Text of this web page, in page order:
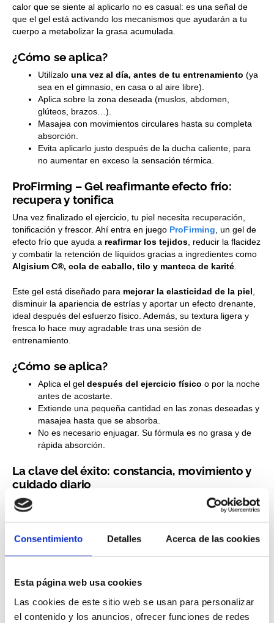
Consentimiento Detalles Acerca de las cookies
Esta página web usa cookies
Las cookies de este sitio web se usan para personalizar
el contenido y los anuncios, ofrecer funciones de redes
calor que se siente al aplicarlo no es casual: es una señal de
que el gel está activando los mecanismos que ayudarán a tu
cuerpo a metabolizar la grasa acumulada.
¿Cómo se aplica?
Utilízalo una vez al día, antes de tu entrenamiento (ya
sea en el gimnasio, en casa o al aire libre).
Aplica sobre la zona deseada (muslos, abdomen,
glúteos, brazos…).
Masajea con movimientos circulares hasta su completa
absorción.
Evita aplicarlo justo después de la ducha caliente, para
no aumentar en exceso la sensación térmica.
ProFirming – Gel reafirmante efecto frío:
recupera y tonifica
Una vez finalizado el ejercicio, tu piel necesita recuperación,
tonificación y frescor. Ahí entra en juego ProFirming , un gel de
efecto frío que ayuda a reafirmar los tejidos , reducir la flacidez
y combatir la retención de líquidos gracias a ingredientes como
Algisium C®, cola de caballo, tilo y manteca de karité
Este gel está diseñado para mejorar la elasticidad de la piel
disminuir la apariencia de estrías y aportar un efecto drenante,
ideal después del esfuerzo físico. Además, su textura ligera y
fresca lo hace muy agradable tras una sesión de
entrenamiento.
¿Cómo se aplica?
Aplica el gel después del ejercicio físico o por la noche
antes de acostarte.
Extiende una pequeña cantidad en las zonas deseadas y
masajea hasta que se absorba.
No es necesario enjuagar. Su fórmula es no grasa y de
rápida absorción.
La clave del éxito: constancia, movimiento y
cuidado diario
Ambos productos han sido desarrollados para actuar en
sinergia con el movimiento. No se trata de soluciones
resultados del ejercicio físicoy te ayudan a cuidar tu piel día
Si los usas siempre alrededor de tu entrenamiento físico.
Y si mantienes una rutina activa (caminatas, gimnasio,
yoga o cualquier deporte).